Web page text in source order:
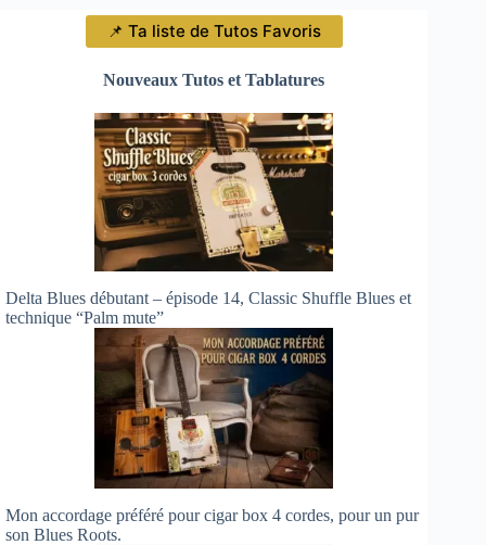
📌 Ta liste de Tutos Favoris
Nouveaux Tutos et Tablatures
Delta Blues débutant – épisode 14, Classic Shuffle Blues et
technique “Palm mute”
Mon accordage préféré pour cigar box 4 cordes, pour un pur
son Blues Roots.